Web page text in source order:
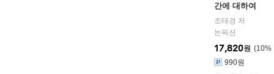
간에 대하여
조태경 저
논픽션
10%
17,820원
990원